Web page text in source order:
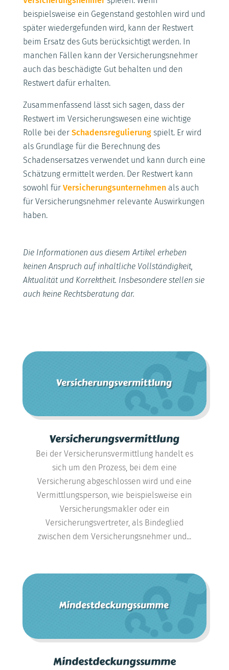
beispielsweise ein Gegenstand gestohlen wird und
später wiedergefunden wird, kann der Restwert
beim Ersatz des Guts berücksichtigt werden. In
manchen Fällen kann der Versicherungsnehmer
auch das beschädigte Gut behalten und den
Restwert dafür erhalten.
Zusammenfassend lässt sich sagen, dass der
Restwert im Versicherungswesen eine wichtige
Rolle bei der Schadensregulierungspielt. Er wird
als Grundlage für die Berechnung des
Schadensersatzes verwendet und kann durch eine
Schätzung ermittelt werden. Der Restwert kann
sowohl für Versicherungsunternehmenals auch
für Versicherungsnehmer relevante Auswirkungen
haben.
Die Informationen aus diesem Artikel erheben
keinen Anspruch auf inhaltliche Vollständigkeit,
Aktualität und Korrektheit. Insbesondere stellen sie
auch keine Rechtsberatung dar.
Versicherungsvermittlung
Bei der Versicherunsvermittlung handelt es
sich um den Prozess, bei dem eine
Versicherung abgeschlossen wird und eine
Vermittlungsperson, wie beispielsweise ein
Versicherungsmakler oder ein
Versicherungsvertreter, als Bindeglied
zwischen dem Versicherungsnehmer und...
Mindestdeckungssumme